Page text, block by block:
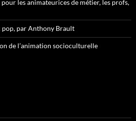
les animateurices de métier, les profs,
pop, par Anthony Brault
de l’animation socioculturelle